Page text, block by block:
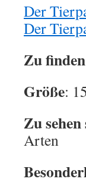
Der
Der
Zu
Größe:
Zu
Arten